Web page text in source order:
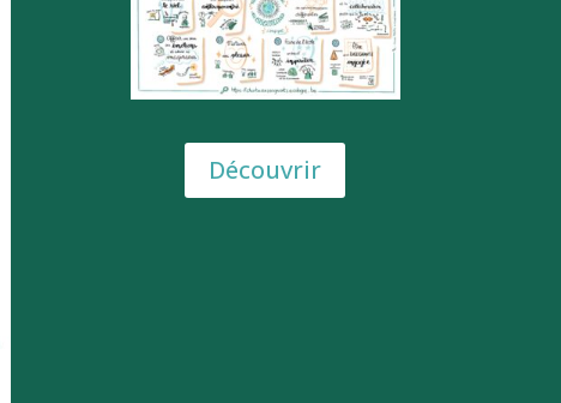
Découvrir